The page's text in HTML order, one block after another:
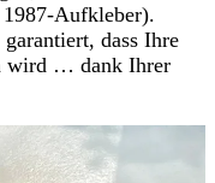
Aufkleber).
dass Ihre
wird … dank Ihrer